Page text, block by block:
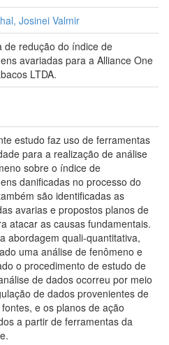
Josinei Valmir
de redução do índice de
avariadas para a Alliance One
LTDA.
estudo faz uso de ferramentas
para a realização de análise
sobre o índice de
danificadas no processo do
são identificadas as
avarias e propostos planos de
atacar as causas fundamentais.
abordagem quali-quantitativa,
uma análise de fenômeno e
o procedimento de estudo de
de dados ocorreu por meio
de dados provenientes de
e os planos de ação
a partir de ferramentas da